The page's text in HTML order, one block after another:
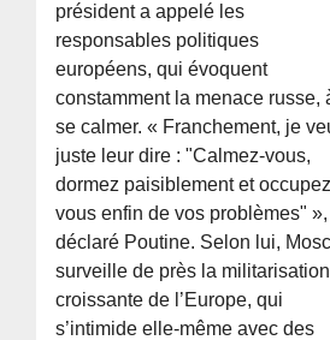
président a appelé les
responsables politiques
européens, qui évoquent
constamment la menace russe,
se calmer. « Franchement, je
juste leur dire : "Calmez-vous,
dormez paisiblement et
vous enfin de vos problèmes" »,
déclaré Poutine. Selon lui,
surveille de près la militarisation
croissante de l’Europe, qui
s’intimide elle-même avec des